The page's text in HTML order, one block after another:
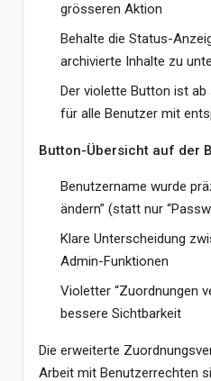
grösseren Aktion
Behalte die Status-
archivierte Inhalte zu
Der violette Button ist
für alle Benutzer mit
Button-Übersicht auf der
Benutzername wurde
ändern” (statt nur
Klare Unterscheidung
Admin-Funktionen
Violetter “Zuordnungen
bessere Sichtbarkeit
Die erweiterte
Arbeit mit Benutzerrechten